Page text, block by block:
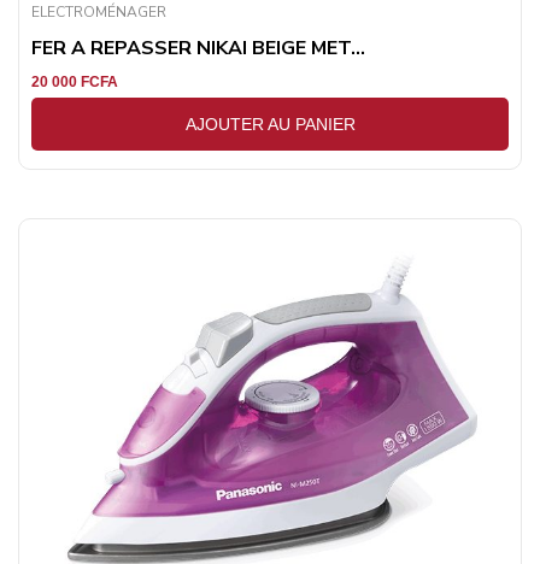
ELECTROMÉNAGER
FER A REPASSER NIKAI BEIGE MET...
20 000 FCFA
AJOUTER AU PANIER